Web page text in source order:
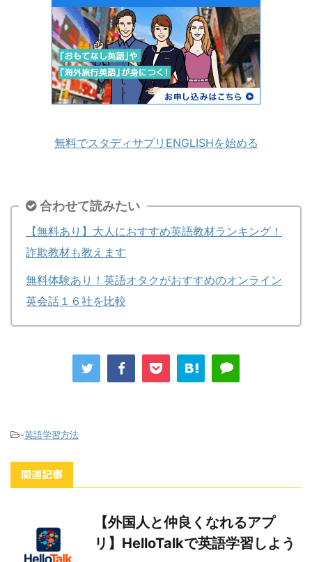
無料でスタディサプリENGLISHを始める
合わせて読みたい
【無料あり】大人におすすめ英語教材ランキング！
詐欺教材も教えます
無料体験あり！英語オタクがおすすめのオンライン
英会話１６社を比較
-英語学習方法
関連記事
【外国人と仲良くなれるアプ
リ】HelloTalkで英語学習しよう